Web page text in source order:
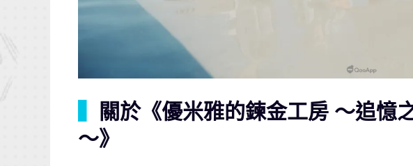
關於《優米雅的鍊金工房 ～追憶
～》